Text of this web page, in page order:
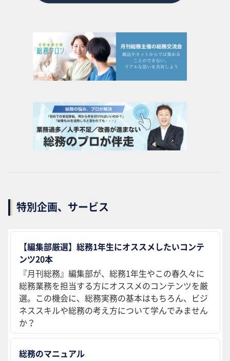
特別企画、サービス
【編集部厳選】総務1年生にオススメしたいコンテ
ンツ20本
『月刊総務』編集部が、総務1年生やこの春久々に
総務業務を担当する方にオススメのコンテンツを厳
選。この機会に、総務実務の基本はもちろん、ビジ
ネススキルや総務の考え方について学んでみません
か？
総務のマニュアル